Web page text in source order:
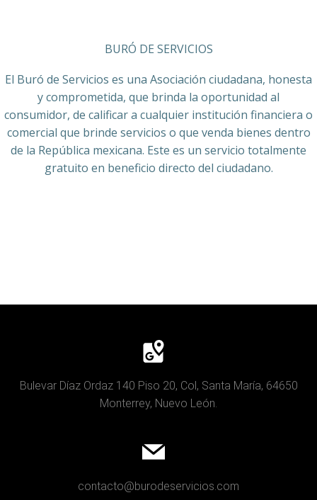
BURÓ DE SERVICIOS
El Buró de Servicios es una Asociación ciudadana, honesta
y comprometida, que brinda la oportunidad al
consumidor, de calificar a cualquier institución financiera o
comercial que brinde servicios o que venda bienes dentro
de la República mexicana. Este es un servicio totalmente
gratuito en beneficio directo del ciudadano.
Bulevar Díaz Ordaz 140 Piso 20, Col, Santa María, 64650
Monterrey, Nuevo León.
contacto@burodeservicios.com